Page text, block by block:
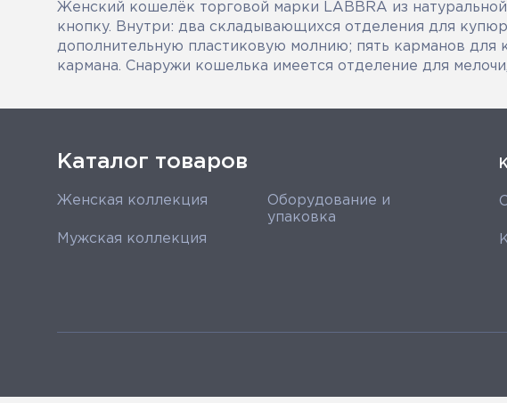
Женский кошелёк торговой марки LABBRA из
кнопку. Внутри: два складывающихся отделения для
дополнительную пластиковую молнию; пять карманов для
кармана. Снаружи кошелька имеется отделение для
Каталог товаров
Женская коллекция
Мужская коллекция
Оборудование и
упаковка